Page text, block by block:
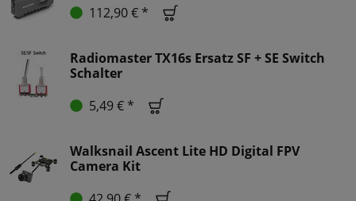
112,90 € *
Radiomaster TX16s Ersatz SF + SE Switch
Schalter
5,49 € *
Walksnail Ascent Lite HD Digital FPV
Camera Kit